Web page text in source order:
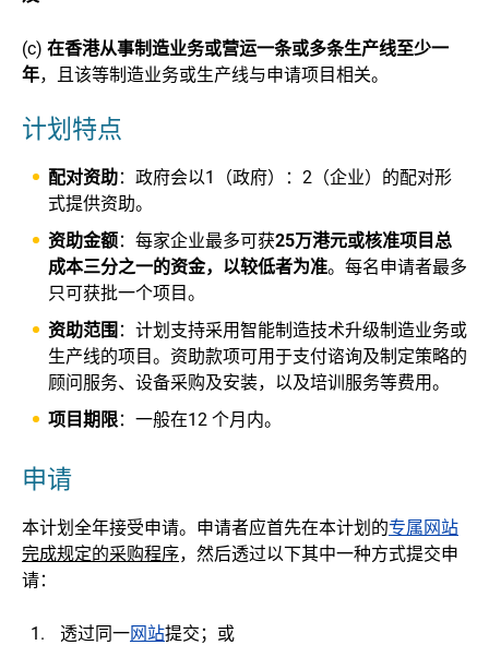
(c) 在香港从事制造业务或营运一条或多条生产线至少一
年，且该等制造业务或生产线与申请项目相关。
计划特点
配对资助：政府会以1（政府）：2（企业）的配对形
式提供资助。
资助金额：每家企业最多可获25万港元或核准项目总
成本三分之一的资金，以较低者为准。每名申请者最多
只可获批一个项目。
资助范围 ：计划支持采用智能制造技术升级制造业务或
生产线的项目。资助款项可用于支付谘询及制定策略的
顾问服务、设备采购及安装，以及培训服务等费用。
项目期限：一般在12 个月内。
申请
本计划全年接受申请。申请者应首先在本计划的专属网站
完成规定的采购程序，然后透过以下其中一种方式提交申
请：
透过同一网站提交；或